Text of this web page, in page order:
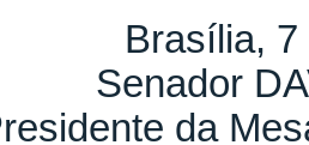
Brasília, 7
Senador
da